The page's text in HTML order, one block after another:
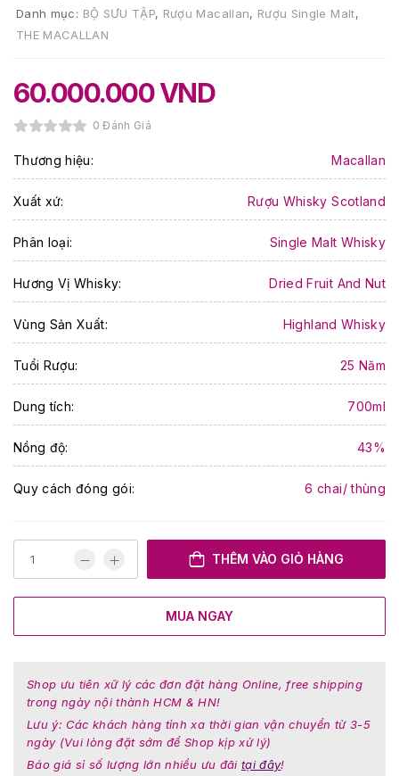
Danh mục: BỘ SƯU TẬP, Rượu Macallan, Rượu Single Malt,
THE MACALLAN
60.000.000VND
0 Đánh Giá
Thương hiệu: Macallan
Xuất xứ: Rượu Whisky Scotland
Phân loại: Single Malt Whisky
Hương Vị Whisky: Dried Fruit And Nut
Vùng Sản Xuất: Highland Whisky
Tuổi Rượu: 25 Năm
Dung tích: 700ml
Nồng độ: 43%
Quy cách đóng gói: 6 chai/ thùng
THÊM VÀO GIỎ HÀNG
MUA NGAY
Shop ưu tiên xữ lý các đơn đặt hàng Online, free shipping
trong ngày nội thành HCM & HN!
Lưu ý: Các khách hàng tỉnh xa thời gian vận chuyển từ 3-5
ngày (Vui lòng đặt sớm để Shop kịp xử lý)
Báo giá sỉ số lượng lớn nhiều ưu đãi tại đây!